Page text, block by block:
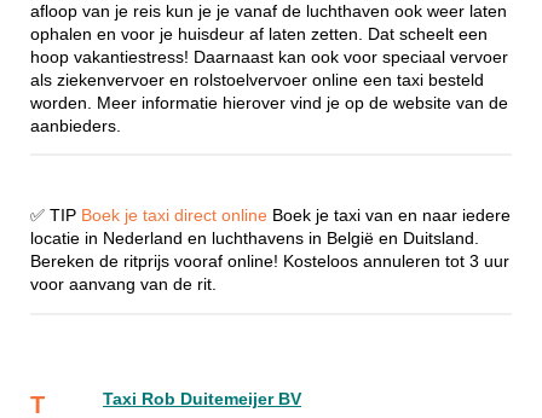
afloop van je reis kun je je vanaf de luchthaven ook weer laten
ophalen en voor je huisdeur af laten zetten. Dat scheelt een
hoop vakantiestress! Daarnaast kan ook voor speciaal vervoer
als ziekenvervoer en rolstoelvervoer online een taxi besteld
worden. Meer informatie hierover vind je op de website van de
aanbieders.
✅ TIP Boek je taxi direct online Boek je taxi van en naar iedere
locatie in Nederland en luchthavens in België en Duitsland.
Bereken de ritprijs vooraf online! Kosteloos annuleren tot 3 uur
voor aanvang van de rit.
T Taxi Rob Duitemeijer BV